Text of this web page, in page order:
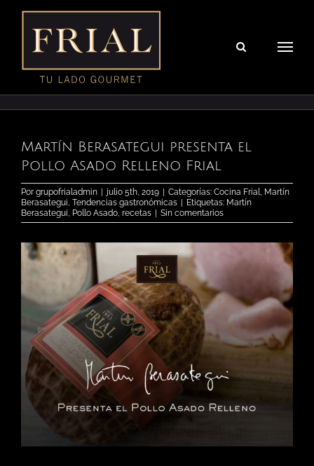
contenido
Martín Berasategui presenta el
Pollo Asado Relleno Frial
Por grupofrialadmin julio 5th, 2019 Categorías: Cocina Frial, Martín
Berasategui, Tendencias gastronómicas Etiquetas: Martín
Berasategui, Pollo Asado, recetas Sin comentarios
Ver
imagen
grande